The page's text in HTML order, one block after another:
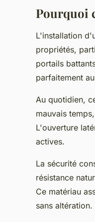
Pourquoi
L'installation
propriétés,
portails
parfaitement
Au quotidien,
mauvais
L'ouverture
actives.
La sécurité
résistance
Ce matériau
sans altération.